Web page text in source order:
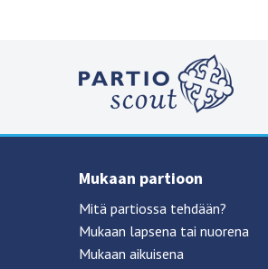
Mukaan partioon
Mitä partiossa tehdään?
Mukaan lapsena tai nuorena
Mukaan aikuisena